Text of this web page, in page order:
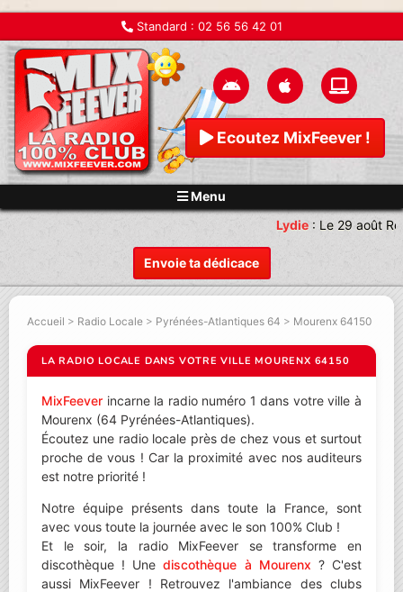
Standard : 02 56 56 42 01
Ecoutez MixFeever !
Menu
Envoie ta dédicace
Lydie: Le 29 août
Accueil > Radio Locale > Pyrénées-Atlantiques 64 > Mourenx 64150
LA RADIO LOCALE DANS VOTRE VILLE MOURENX 64150
MixFeever incarne la radio numéro 1 dans votre ville à
Mourenx (64 Pyrénées-Atlantiques).
Écoutez une radio locale près de chez vous et surtout
proche de vous ! Car la proximité avec nos auditeurs
est notre priorité !
Notre équipe présents dans toute la France, sont
avec vous toute la journée avec le son 100% Club !
Et le soir, la radio MixFeever se transforme en
discothèque ! Unediscothèque à Mourenx ? C'est
aussi MixFeever ! Retrouvez l'ambiance des clubs